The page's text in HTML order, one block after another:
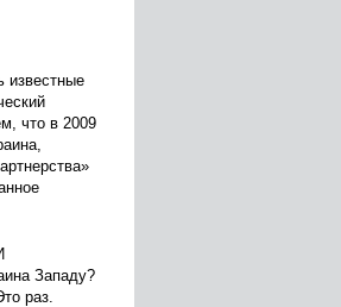
известные
что в 2009
Западу?
раз.